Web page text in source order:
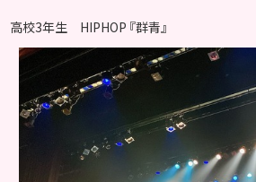
高校3年生 HIPHOP 『群青』